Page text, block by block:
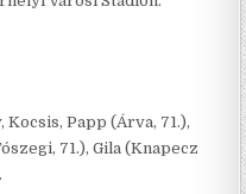
Kocsis, Papp (Árva, 71.),
71.), Gila (Knapecz